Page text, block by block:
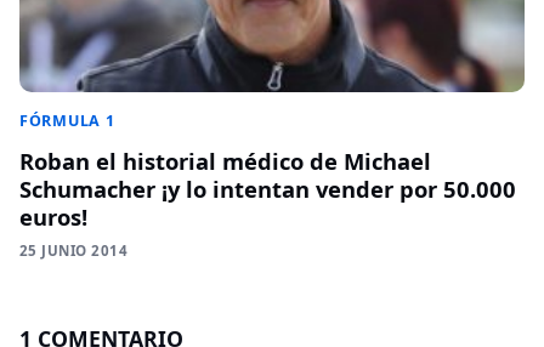
FÓRMULA 1
Roban el historial médico de Michael
Schumacher ¡y lo intentan vender por 50.000
euros!
25 JUNIO 2014
1 COMENTARIO